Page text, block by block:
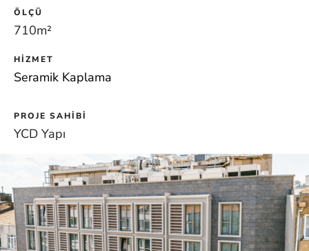
ÖLÇÜ
710m²
HIZMET
Seramik Kaplama
PROJE SAHIBI
YCD Yapı